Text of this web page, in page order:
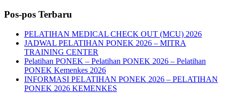
Pos-pos Terbaru
PELATIHAN MEDICAL CHECK OUT (MCU) 2026
JADWAL PELATIHAN PONEK 2026 – MITRA
TRAINING CENTER
Pelatihan PONEK – Pelatihan PONEK 2026 – Pelatihan
PONEK Kemenkes 2026
INFORMASI PELATIHAN PONEK 2026 – PELATIHAN
PONEK 2026 KEMENKES